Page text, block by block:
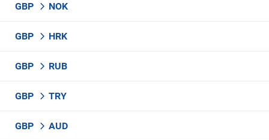
GBP NOK
GBP HRK
GBP RUB
GBP TRY
GBP AUD